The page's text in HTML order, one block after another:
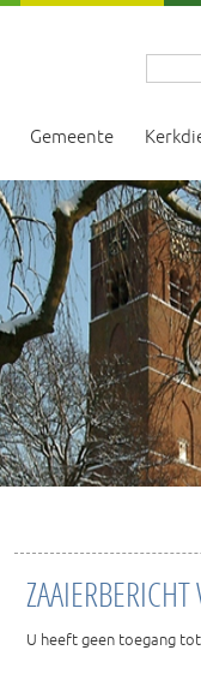
Gemeente
U heeft geen toegang